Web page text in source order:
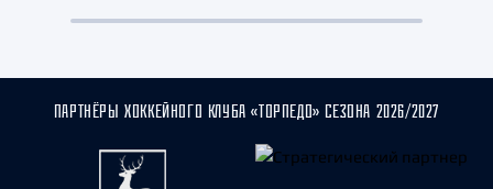
ПАРТНЁРЫ ХОККЕЙНОГО КЛУБА «ТОРПЕДО» СЕЗОНА 2026/2027